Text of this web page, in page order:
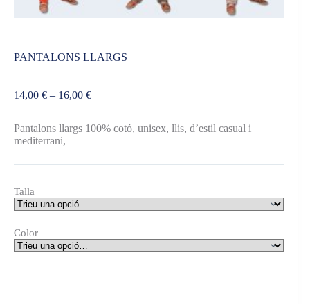
PANTALONS LLARGS
14,00 € – 16,00 €Interval
14,00 €
Pantalons llargs 100% cotó, unisex, llis, d’estil casual i
mediterrani,
Talla
Color